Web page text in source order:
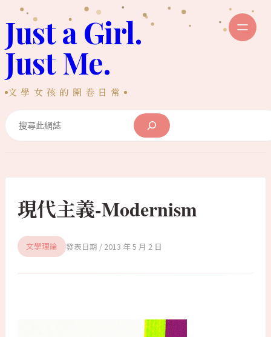
至
主
內
容
Just a Girl.
Just Me.
文學女孩的開卷日常
現代主義-Modernism
文學理論 2013 年 5 月 2 日